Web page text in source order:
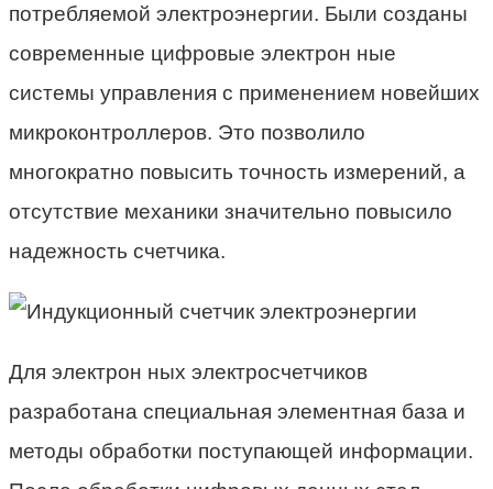
потребляемой электроэнергии. Были созданы
современные цифровые электрон ные
системы управления с применением новейших
микроконтроллеров. Это позволило
многократно повысить точность измерений, а
отсутствие механики значительно повысило
надежность счетчика.
Для электрон ных электросчетчиков
разработана специальная элементная база и
методы обработки поступающей информации.